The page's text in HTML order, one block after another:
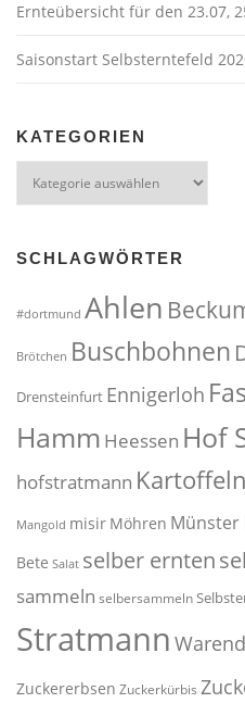
n
Ernteübersicht für den 23.07,
Saisonstart Selbsterntefeld
KATEGORIEN
SCHLAGWÖRTER
#dortmund Ahlen
Brötchen Buschbohnen
Drensteinfurt Ennigerloh
Hamm Heessen Hof
hofstratmann Kartoffeln
Mangold misir Möhren Münster
Bete Salat selber ernten
sammeln selbersammeln
Stratmann
Zuckererbsen Zuckerkürbis